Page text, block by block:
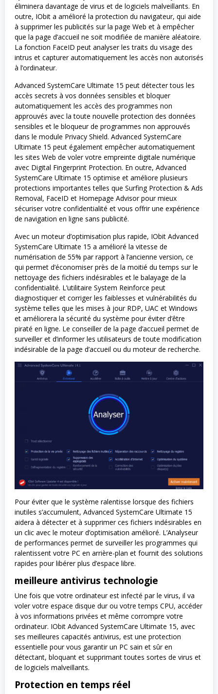
éliminera davantage de virus et de logiciels malveillants. En
outre, IObit a amélioré la protection du navigateur, qui aide
à supprimer les publicités sur la page Web et à empêcher
que la page d’accueil ne soit modifiée de manière aléatoire.
La fonction FaceID peut analyser les traits du visage des
intrus et capturer automatiquement les accès non autorisés
à l’ordinateur.
Advanced SystemCare Ultimate 15 peut détecter tous les
accès secrets à vos données sensibles et bloquer
automatiquement les accès des programmes non
approuvés avec la toute nouvelle protection des données
sensibles et le bloqueur de programmes non approuvés
dans le module Privacy Shield. Advanced SystemCare
Ultimate 15 peut également empêcher automatiquement
les sites Web de voler votre empreinte digitale numérique
avec Digital Fingerprint Protection. En outre, Advanced
SystemCare Ultimate 15 optimise et améliore plusieurs
protections importantes telles que Surfing Protection & Ads
Removal, FaceID et Homepage Advisor pour mieux
sécuriser votre confidentialité et vous offrir une expérience
de navigation en ligne sans publicité.
Avec un moteur d’optimisation plus rapide, IObit Advanced
SystemCare Ultimate 15 a amélioré la vitesse de
numérisation de 55% par rapport à l’ancienne version, ce
qui permet d’économiser près de la moitié du temps sur le
nettoyage des fichiers indésirables et le balayage de la
confidentialité. L’utilitaire System Reinforce peut
diagnostiquer et corriger les faiblesses et vulnérabilités du
système telles que les mises à jour RDP, UAC et Windows
et améliorera la sécurité du système pour éviter d’être
piraté en ligne. Le conseiller de la page d’accueil permet de
surveiller et d’informer les utilisateurs de toute modification
indésirable de la page d’accueil ou du moteur de recherche.
Pour éviter que le système ralentisse lorsque des fichiers
inutiles s’accumulent, Advanced SystemCare Ultimate 15
aidera à détecter et à supprimer ces fichiers indésirables en
un clic avec le moteur d’optimisation amélioré. L’Analyseur
de performances permet de surveiller les programmes qui
ralentissent votre PC en arrière-plan et fournit des solutions
rapides pour libérer plus d’espace libre.
meilleure antivirus technologie
Une fois que votre ordinateur est infecté par le virus, il va
voler votre espace disque dur ou votre temps CPU, accéder
à vos informations privées et même corrompre votre
ordinateur. IObit Advanced SystemCare Ultimate 15, avec
ses meilleures capacités antivirus, est une protection
essentielle pour vous garantir un PC sain et sûr en
détectant, bloquant et supprimant toutes sortes de virus et
de logiciels malveillants.
Protection en temps réel